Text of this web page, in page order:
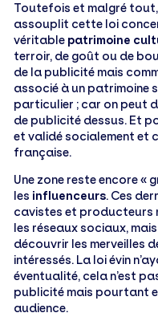
Toutefois et malgré tout,
assouplit cette loi
véritable patrimoine
terroir, de goût ou de
de la publicité mais
associé à un patrimoine
particulier ; car on peut
de publicité dessus. Et
et validé socialement et
française.
Une zone reste encore «
les influenceurs. Ces
cavistes et producteurs
les réseaux sociaux,
découvrir les merveilles
intéressés. La loi évin
éventualité, cela n’est
publicité mais pourtant
audience.